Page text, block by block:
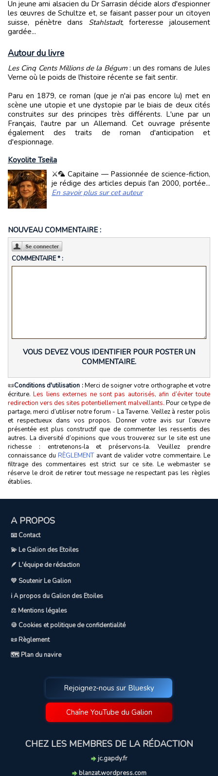
Un jeune ami alsacien du Dr Sarrasin décide alors d'espionner
les œuvres de Schultze et, se faisant passer pour un citoyen
suisse, pénètre dans Stahlstadt, forteresse jalousement
gardée...
Autour du livre
Les Cinq Cents Millions de la Bégum: un des romans de Jules
Verne où le poids de l'histoire récente se fait sentir.
Paru en 1879, ce roman (que je n'ai pas encore lu) met en
scène une utopie et une dystopie par le biais de deux cités
construites sur des principes très différents. L'une par un
Français, l'autre par un Allemand. Cet ouvrage présente
également des traits de roman d'anticipation et
d'espionnage.
Koyolite Tseila
⚔️🦜 Capitaine — Passionnée de science-fiction,
je rédige des articles depuis l'an 2000, portée...
En savoir plus sur cet auteur
NOUVEAU COMMENTAIRE :
COMMENTAIRE * :
VOUS DEVEZ VOUS IDENTIFIER POUR POSTER UN
COMMENTAIRE.
📜Conditions d'utilisation :Merci de soigner votre orthographe et votre
écriture.Les liens externes ne sont pas autorisés, afin d’éviter toute
redirection vers des sites potentiellement malveillants. Pour ce type de
partage, merci d’utiliser notre forum - La Taverne. Veillez à rester polis
et respectueux dans vos propos. Donner votre avis sur l’œuvre
présentée est plus constructif que de commenter les ressentis des
autres. La diversité d’opinions que vous trouverez sur le site est une
richesse : entretenons‑la et préservons‑la. Veuillez prendre
connaissance du RÈGLEMENTavant de valider votre commentaire. Le
filtrage des commentaires est strict sur ce site. Le webmaster se
réserve le droit de retirer tout message ne respectant pas les règles
établies.
A PROPOS
📧 Contact
💫 Le Galion des Etoiles
🪶 L'équipe de rédaction
💛 Soutenir Le Galion
ℹ️ A propos du Galion des Etoiles
⚖️ Mentions légales
🍪 Cookies et politique de confidentialité
📜 Règlement
🗺️ Plan du navire
Rejoignez-nous sur Bluesky
Chaîne YouTube du Galion
CHEZ LES MEMBRES DE LA RÉDACTION
jc.gapdy.fr
blanzat.wordpress.com